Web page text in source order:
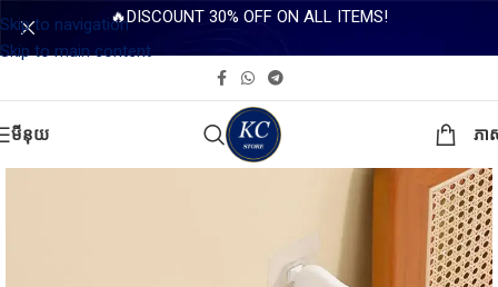
Skip to navigation
Skip to main content
🔥DISCOUNT 30% OFF ON ALL ITEMS!
មីនុយ ភា